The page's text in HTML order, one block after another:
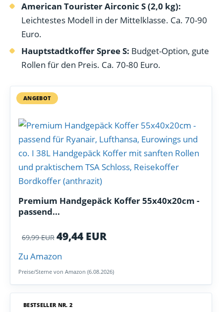
American Tourister Airconic S (2,0 kg):
Leichtestes Modell in der Mittelklasse. Ca. 70-90
Euro.
Hauptstadtkoffer Spree S: Budget-Option, gute
Rollen für den Preis. Ca. 70-80 Euro.
ANGEBOT
Premium Handgepäck Koffer 55x40x20cm -
passend...
69,99 EUR 49,44 EUR
Zu Amazon
Preise/Sterne von Amazon (6.08.2026)
BESTSELLER NR. 2